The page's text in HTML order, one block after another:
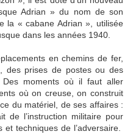
Adrian » du nom de son
la « cabane Adrian », utilisée
dans les années 1940.
en chemins de fer,
des prises de postes ou des
moments où il faut aller
où on creuse, on construit
du matériel, de ses affaires :
de l’instruction militaire pour
techniques de l’adversaire.